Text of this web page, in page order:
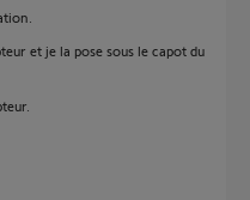
et je la pose sous le capot du